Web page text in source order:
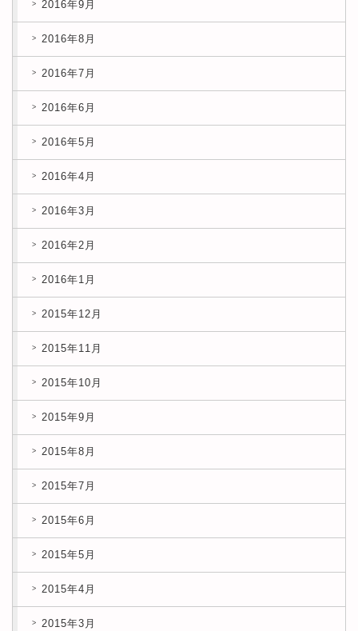
2016年9月
2016年8月
2016年7月
2016年6月
2016年5月
2016年4月
2016年3月
2016年2月
2016年1月
2015年12月
2015年11月
2015年10月
2015年9月
2015年8月
2015年7月
2015年6月
2015年5月
2015年4月
2015年3月